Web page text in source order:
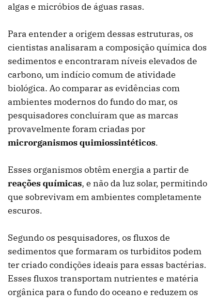
algas e micróbios de águas rasas.
Para entender a origem dessas estruturas, os
cientistas analisaram a composição química dos
sedimentos e encontraram níveis elevados de
carbono, um indício comum de atividade
biológica. Ao comparar as evidências com
ambientes modernos do fundo do mar, os
pesquisadores concluíram que as marcas
provavelmente foram criadas por
microrganismos quimiossintéticos.
Esses organismos obtêm energia a partir de
reações químicas, e não da luz solar, permitindo
que sobrevivam em ambientes completamente
escuros.
Segundo os pesquisadores, os fluxos de
sedimentos que formaram os turbiditos podem
ter criado condições ideais para essas bactérias.
Esses fluxos transportam nutrientes e matéria
orgânica para o fundo do oceano e reduzem os